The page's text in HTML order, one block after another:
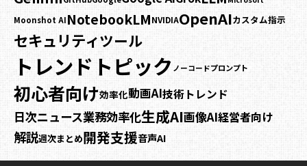
Moonshot AINotebookLMNVIDIAOpenAIカスタム指示
セキュリティツール
トレンドトピック ノーコードプロンプト
初心者向け効率化動画AI技術トレンド
日次ニュース業務効率化生成AI画像AI経営者向け
解説週次まとめ開発支援音声AI